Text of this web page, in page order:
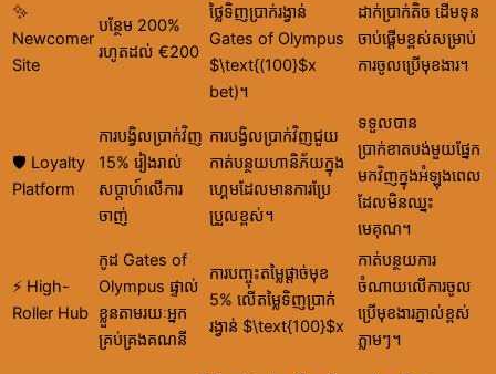
✨
Newcomer
Site
បន្ថែម 200%
រហូតដល់ €200
ថ្លៃទិញប្រាក់រង្វាន់
Gates of Olympus
$\text{(100}$x
bet)។
ដាក់ប្រាក់តិច ដើមទុន
ចាប់ផ្តើមខ្ពស់សម្រាប់
ការចូលប្រើមុខងារ។
🛡️ Loyalty
Platform
ការបង្វិលប្រាក់វិញ
15% រៀងរាល់
សប្តាហ៍លើការ
ចាញ់
ការបង្វិលប្រាក់វិញជួយ
កាត់បន្ថយហានិភ័យក្នុង
ហ្គេមដែលមានការប្រែ
ប្រួលខ្ពស់។
ទទួលបាន
ប្រាក់ខាតបង់មួយផ្នែក
មកវិញក្នុងអំឡុងពេល
ដែលមិនឈ្នះ
មេគុណ។
⚡ High-
Roller Hub
កូដ Gates of
Olympus ផ្ទាល់
ខ្លួនតាមរយៈអ្នក
គ្រប់គ្រងគណនី
ការបញ្ចុះតម្លៃផ្តាច់មុខ
5% លើតម្លៃទិញប្រាក់
រង្វាន់ $\text{100}$x
កាត់បន្ថយការ
ចំណាយលើការចូល
ប្រើមុខងារភ្នាល់ខ្ពស់
ភ្លាមៗ។